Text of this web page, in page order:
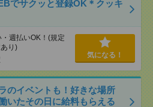
でサクッと登録OK＊クッキ
週払いOK！(規定
り)
気になる！
のイベントも！好きな場所
いたその日に給料もらえる